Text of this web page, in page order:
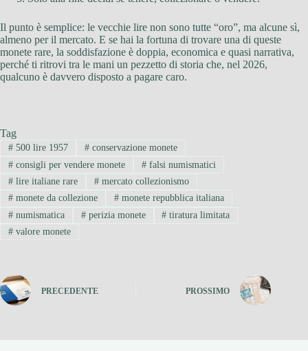
Il punto è semplice: le vecchie lire non sono tutte “oro”, ma alcune sì,
almeno per il mercato. E se hai la fortuna di trovare una di queste
monete rare, la soddisfazione è doppia, economica e quasi narrativa,
perché ti ritrovi tra le mani un pezzetto di storia che, nel 2026,
qualcuno è davvero disposto a pagare caro.
Tag
#500 lire 1957 #conservazione monete
#consigli per vendere monete #falsi numismatici
#lire italiane rare #mercato collezionismo
#monete da collezione #monete repubblica italiana
#numismatica #perizia monete # tiratura limitata
#valore monete
PRECEDENTE PROSSIMO